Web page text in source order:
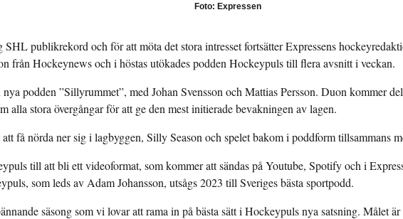
Foto: Expressen
SHL publikrekord och för att möta det stora intresset fortsätter Expressens
från Hockeynews och i höstas utökades podden Hockeypuls till flera avsnitt i veckan.
podden ”Sillyrummet”, med Johan Svensson och Mattias Persson. Duon kommer
alla stora övergångar för att ge den mest initierade bevakningen av lagen.
få nörda ner sig i lagbyggen, Silly Season och spelet bakom i poddform tillsammans
till att bli ett videoformat, som kommer att sändas på Youtube, Spotify och i
som leds av Adam Johansson, utsågs 2023 till Sveriges bästa sportpodd.
säsong som vi lovar att rama in på bästa sätt i Hockeypuls nya satsning. Målet